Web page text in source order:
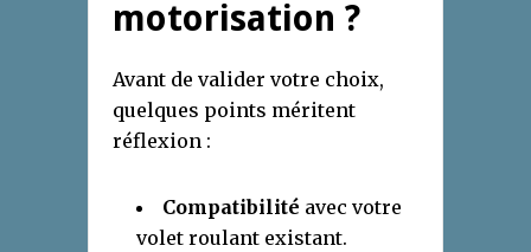
motorisation ?
Avant de valider votre choix,
quelques points méritent
réflexion :
Compatibilité avec votre
volet roulant existant.